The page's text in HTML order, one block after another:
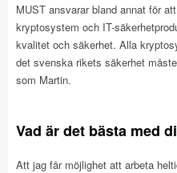
MUST ansvarar bland annat för
kryptosystem och IT-
kvalitet och säkerhet. Alla
det svenska rikets säkerhet
som Martin.
Vad är det bästa med
Att jag får möjlighet att arbeta